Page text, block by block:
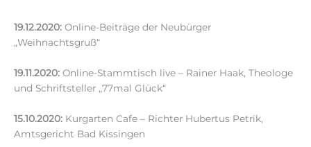
19.12.2020: Online-Beiträge der Neubürger
„Weihnachtsgruß“
19.11.2020: Online-Stammtisch live – Rainer Haak, Theologe
und Schriftsteller „77mal Glück“
15.10.2020: Kurgarten Cafe – Richter Hubertus Petrik,
Amtsgericht Bad Kissingen